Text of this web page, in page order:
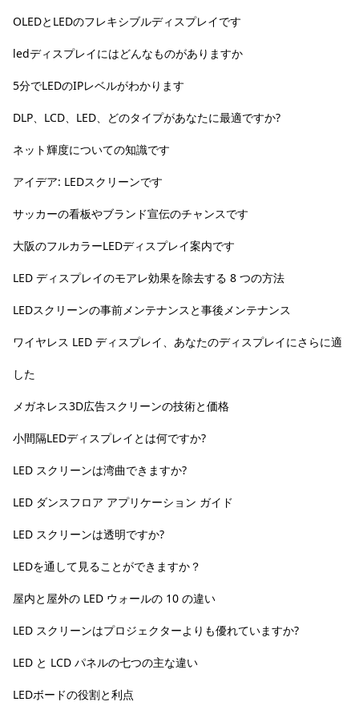
OLEDとLEDのフレキシブルディスプレイです
ledディスプレイにはどんなものがありますか
5分でLEDのIPレベルがわかります
DLP、LCD、LED、どのタイプがあなたに最適ですか?
ネット輝度についての知識です
アイデア: LEDスクリーンです
サッカーの看板やブランド宣伝のチャンスです
大阪のフルカラーLEDディスプレイ案内です
LED ディスプレイのモアレ効果を除去する 8 つの方法
LEDスクリーンの事前メンテナンスと事後メンテナンス
ワイヤレス LED ディスプレイ、あなたのディスプレイにさらに適
した
メガネレス3D広告スクリーンの技術と価格
小間隔LEDディスプレイとは何ですか?
LED スクリーンは湾曲できますか?
LED ダンスフロア アプリケーション ガイド
LED スクリーンは透明ですか?
LEDを通して見ることができますか？
屋内と屋外の LED ウォールの 10 の違い
LED スクリーンはプロジェクターよりも優れていますか?
LED と LCD パネルの七つの主な違い
LEDボードの役割と利点